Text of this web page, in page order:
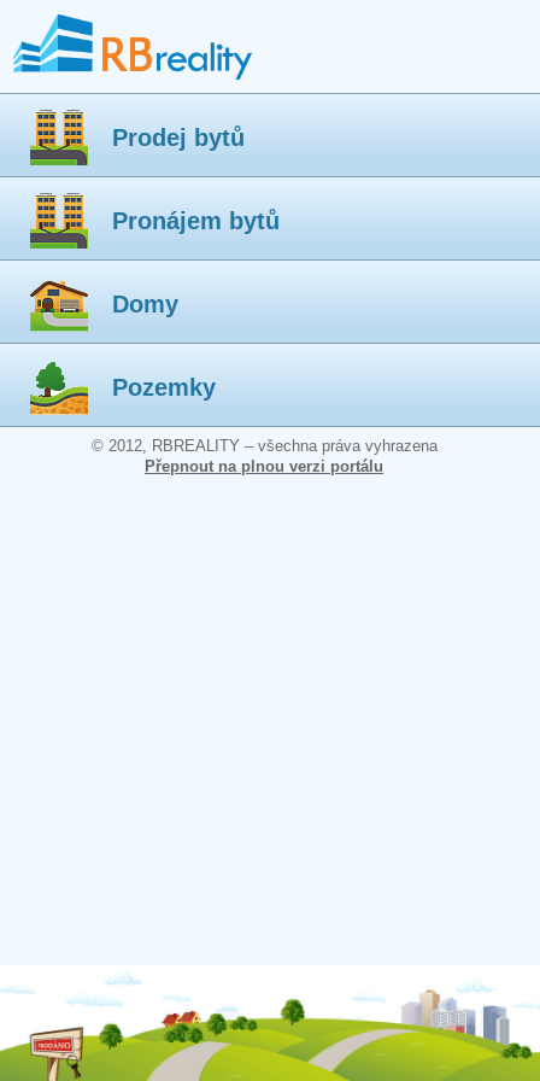
Prodej bytů
Pronájem bytů
Domy
Pozemky
© 2012, RBREALITY – všechna práva vyhrazena
Přepnout na plnou verzi portálu